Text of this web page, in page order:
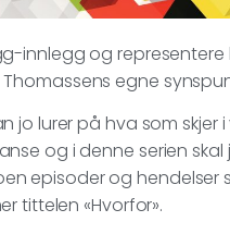
innlegg og representere
egne
jo lurer på hva som skjer
og i denne serien skal
episoder og hendelser
tittelen «Hvorfor».